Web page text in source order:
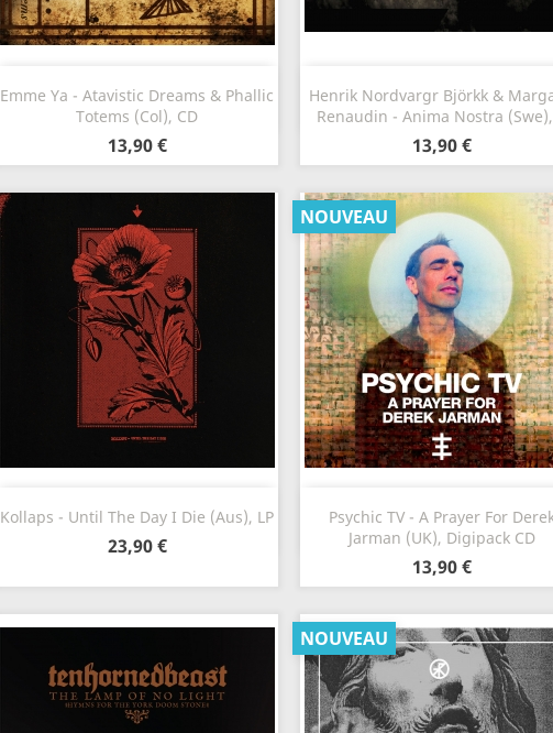
Emme Ya - Atavistic Dreams & Phallic
Totems (Col), CD
13,90 €
Aperçu rapide
Henrik Nordvargr Björkk &
Renaudin - Anima Nostra
13,90 €
Aperçu rapide
Kollaps - Until The Day I Die (Aus), LP
23,90 €
Aperçu rapide
Psychic TV - A Prayer For
Jarman (UK), Digipack CD
13,90 €
NOUVEAU
Aperçu rapide
NOUVEAU